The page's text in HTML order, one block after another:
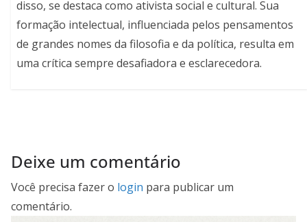
disso, se destaca como ativista social e cultural. Sua
formação intelectual, influenciada pelos pensamentos
de grandes nomes da filosofia e da política, resulta em
uma crítica sempre desafiadora e esclarecedora.
Deixe um comentário
Você precisa fazer o login para publicar um
comentário.